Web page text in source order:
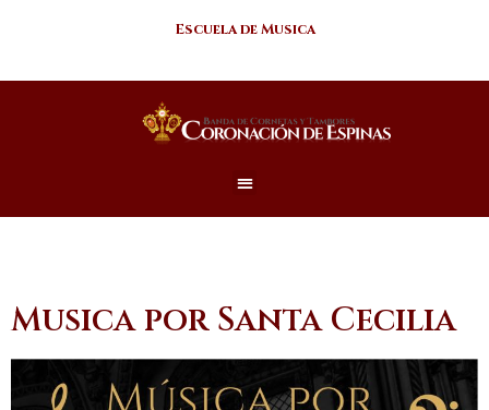
Escuela de Musica
Musica por Santa Cecilia